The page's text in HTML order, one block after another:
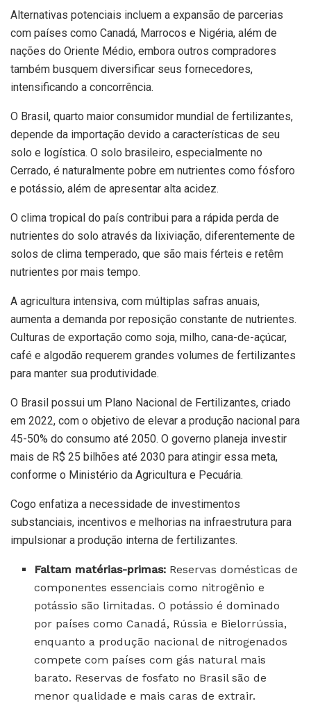
Alternativas potenciais incluem a expansão de parcerias
com países como Canadá, Marrocos e Nigéria, além de
nações do Oriente Médio, embora outros compradores
também busquem diversificar seus fornecedores,
intensificando a concorrência.
O Brasil, quarto maior consumidor mundial de fertilizantes,
depende da importação devido a características de seu
solo e logística. O solo brasileiro, especialmente no
Cerrado, é naturalmente pobre em nutrientes como fósforo
e potássio, além de apresentar alta acidez.
O clima tropical do país contribui para a rápida perda de
nutrientes do solo através da lixiviação, diferentemente de
solos de clima temperado, que são mais férteis e retêm
nutrientes por mais tempo.
A agricultura intensiva, com múltiplas safras anuais,
aumenta a demanda por reposição constante de nutrientes.
Culturas de exportação como soja, milho, cana-de-açúcar,
café e algodão requerem grandes volumes de fertilizantes
para manter sua produtividade.
O Brasil possui um Plano Nacional de Fertilizantes, criado
em 2022, com o objetivo de elevar a produção nacional para
45-50% do consumo até 2050. O governo planeja investir
mais de R$ 25 bilhões até 2030 para atingir essa meta,
conforme o Ministério da Agricultura e Pecuária.
Cogo enfatiza a necessidade de investimentos
substanciais, incentivos e melhorias na infraestrutura para
impulsionar a produção interna de fertilizantes.
Faltam matérias-primas: Reservas domésticas de
componentes essenciais como nitrogênio e
potássio são limitadas. O potássio é dominado
por países como Canadá, Rússia e Bielorrússia,
enquanto a produção nacional de nitrogenados
compete com países com gás natural mais
barato. Reservas de fosfato no Brasil são de
menor qualidade e mais caras de extrair.